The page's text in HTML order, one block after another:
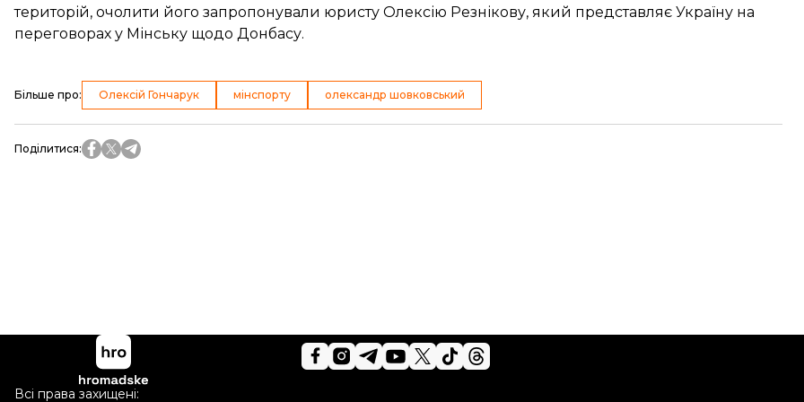
територій, очолити його запропонували юристу Олексію Резнікову, який представляє Україну на
переговорах у Мінську щодо Донбасу.
Більше про: Олексій Гончарук мінспорту олександр шовковський
Поділитися:
Всі права захищені: